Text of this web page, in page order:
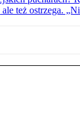
też ostrzega.